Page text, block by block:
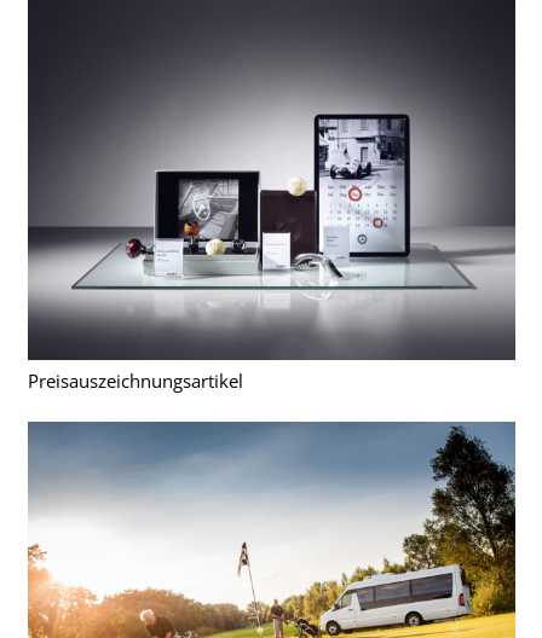
Preisauszeichnungsartikel